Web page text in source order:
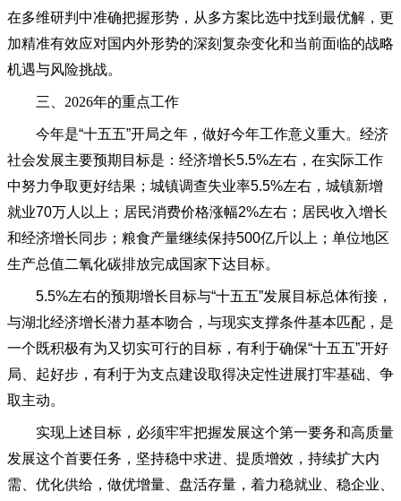
在多维研判中准确把握形势，从多方案比选中找到最优解，更
加精准有效应对国内外形势的深刻复杂变化和当前面临的战略
机遇与风险挑战。
三、 2026年的重点工作
今年是“十五五”开局之年，做好今年工作意义重大。经济
社会发展主要预期目标是：经济增长5.5%左右，在实际工作
中努力争取更好结果；城镇调查失业率5.5%左右，城镇新增
就业70万人以上；居民消费价格涨幅2%左右；居民收入增长
和经济增长同步；粮食产量继续保持500亿斤以上；单位地区
生产总值二氧化碳排放完成国家下达目标。
5.5%左右的预期增长目标与“十五五”发展目标总体衔接，
与湖北经济增长潜力基本吻合，与现实支撑条件基本匹配，是
一个既积极有为又切实可行的目标，有利于确保“十五五”开好
局、起好步，有利于为支点建设取得决定性进展打牢基础、争
取主动。
实现上述目标，必须牢牢把握发展这个第一要务和高质量
发展这个首要任务，坚持稳中求进、提质增效，持续扩大内
需、优化供给，做优增量、盘活存量，着力稳就业、稳企业、